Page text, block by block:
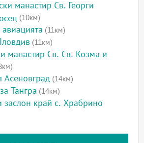
манастир Св. Георги
(10км)
(11км)
(11км)
манастир Св. Св. Козма и
Асеновград (14км)
Тангра (14км)
заслон край с. Храбрино